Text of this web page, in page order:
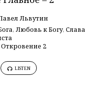
Львутин
, Любовь к Богу, Слава
Откровение 2
LISTEN